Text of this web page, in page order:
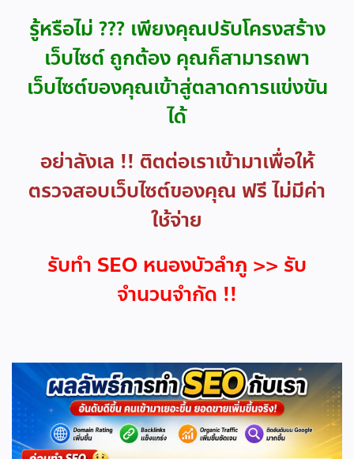
รู้หรือไม่ ??? เพียงคุณปรับโครงสร้าง
เว็บไซต์ ถูกต้อง คุณก็สามารถพา
เว็บไซต์ของคุณเข้าสู่ตลาดการแข่งขัน
ได้
อย่าลังเล !! ติตต่อเราเข้ามาเพื่อให้
ตรวจสอบเว็บไซต์ของคุณ ฟรี ไม่มีค่า
ใช้จ่าย
รับทำ SEO หนองบัวลำภู >> รับ
จำนวนจำกัด !!